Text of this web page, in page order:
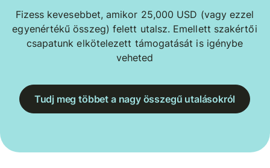
Fizess kevesebbet, amikor 25,000 USD (vagy ezzel
egyenértékű összeg) felett utalsz. Emellett szakértői
csapatunk elkötelezett támogatását is igénybe
veheted
Tudj meg többet a nagy összegű utalásokról